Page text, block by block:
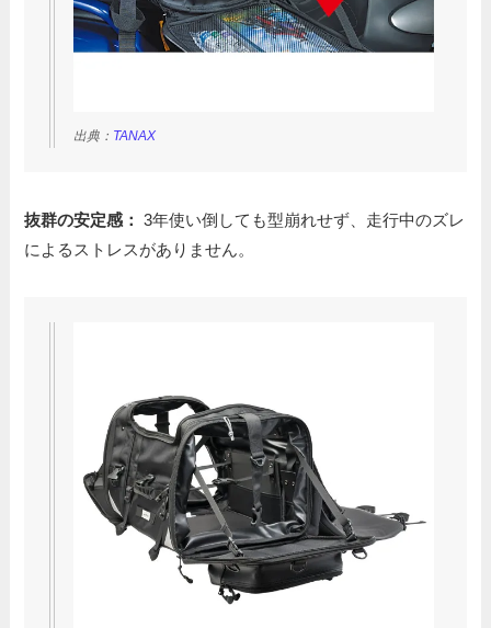
出典： TANAX
抜群の安定感： 3年使い倒しても型崩れせず、走行中のズレ
によるストレスがありません。